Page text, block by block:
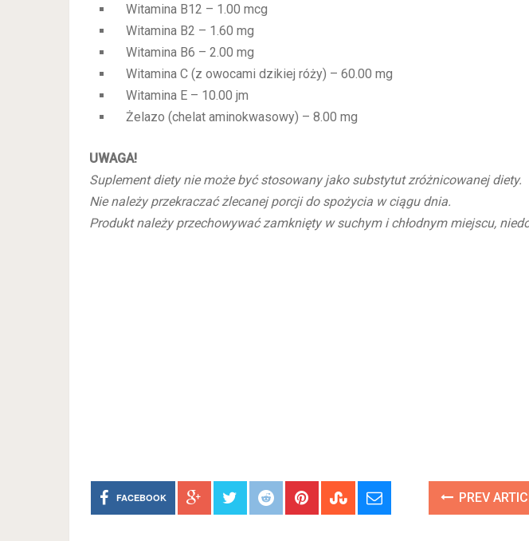
Witamina B12 – 1.00 mcg
Witamina B2 – 1.60 mg
Witamina B6 – 2.00 mg
Witamina C (z owocami dzikiej róży) – 60.00 mg
Witamina E – 10.00 jm
Żelazo (chelat aminokwasowy) – 8.00 mg
UWAGA!
Suplement diety nie może być stosowany jako substytut zróżnicowanej diety.
Nie należy przekraczać zlecanej porcji do spożycia w ciągu dnia.
Produkt należy przechowywać zamknięty w suchym i chłodnym miejscu,
FACEBOOK PREV